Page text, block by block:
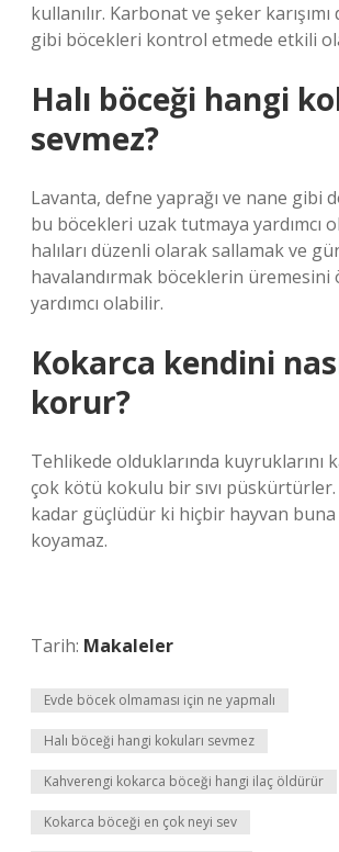
kullanılır. Karbonat ve şeker
gibi böcekleri kontrol etmede etkili
Halı böceği hangi
sevmez?
Lavanta, defne yaprağı ve nane gibi
bu böcekleri uzak tutmaya yardımcı
halıları düzenli olarak sallamak ve
havalandırmak böceklerin üremesini
yardımcı olabilir.
Kokarca kendini
korur?
Tehlikede olduklarında kuyruklarını
çok kötü kokulu bir sıvı
kadar güçlüdür ki hiçbir hayvan buna
koyamaz.
Tarih: Makaleler
Evde böcek olmaması için ne yapmalı
Halı böceği hangi kokuları sevmez
Kahverengi kokarca böceği hangi ilaç öldürür
Kokarca böceği en çok neyi sev